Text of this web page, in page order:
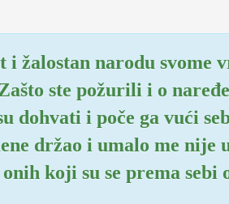
i žalostan narodu
ste požurili i o
dohvati i poče ga vući
držao i umalo me nije
koji su se prema